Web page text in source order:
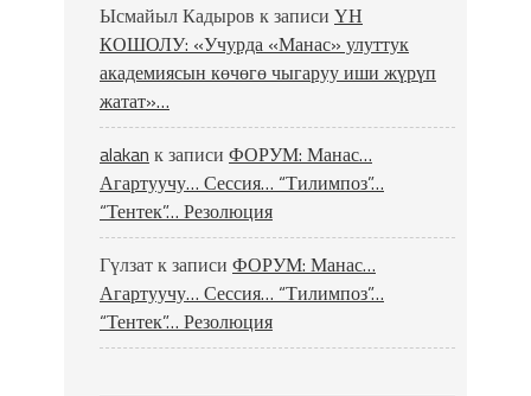
Ысмайыл Кадыров к записи ҮН
КОШОЛУ: «Учурда «Манас» улуттук
академиясын көчөгө чыгаруу иши жүрүп
жатат»…
alakan к записи ФОРУМ: Манас…
Агартуучу… Сессия… “Тилимпоз”…
“Тентек”… Резолюция
Гүлзатк записи ФОРУМ: Манас…
Агартуучу… Сессия… “Тилимпоз”…
“Тентек”… Резолюция